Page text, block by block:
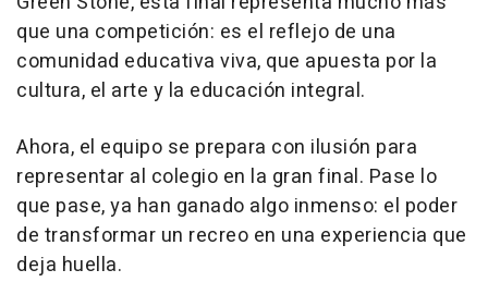
que una competición: es el reflejo de una
comunidad educativa viva, que apuesta por la
cultura, el arte y la educación integral.
Ahora, el equipo se prepara con ilusión para
representar al colegio en la gran final. Pase lo
que pase, ya han ganado algo inmenso: el poder
de transformar un recreo en una experiencia que
deja huella.